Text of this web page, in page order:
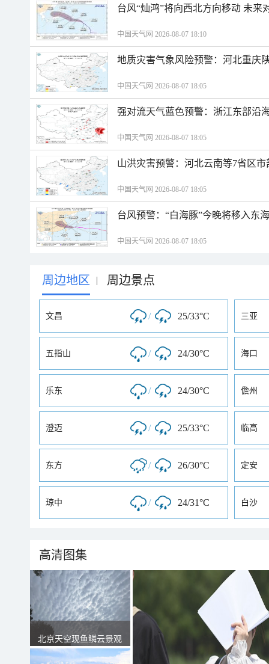
台风“灿鸿”将向西北方向移动 未来
中国天气网 2026-08-07 18:10
地质灾害气象风险预警：河北重庆
中国天气网 2026-08-07 18:05
强对流天气蓝色预警：浙江东部沿
中国天气网 2026-08-07 18:05
山洪灾害预警：河北云南等7省区
中国天气网 2026-08-07 18:05
台风预警：“白海豚”今晚将移入东
中国天气网 2026-08-07 18:05
周边地区 | 周边景点
文昌 / 25/33°C 三亚
五指山 / 24/30°C 海口
乐东 / 24/30°C 儋州
澄迈 / 25/33°C 临高
东方 / 26/30°C 定安
琼中 / 24/31°C 白沙
高清图集
北京天空现鱼鳞云景观